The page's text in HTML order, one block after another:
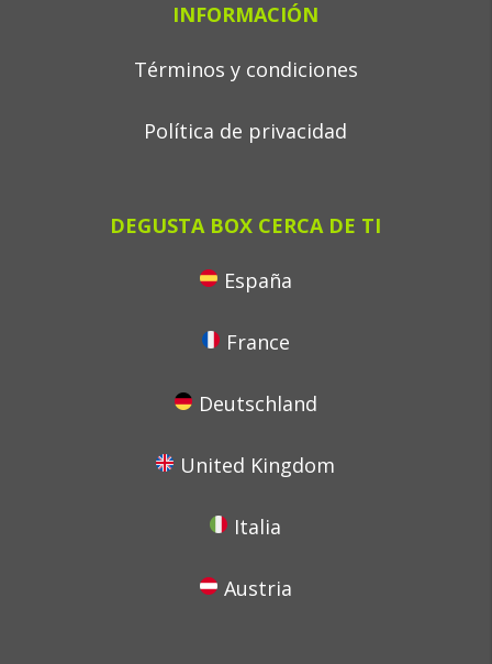
INFORMACIÓN
Términos y condiciones
Política de privacidad
DEGUSTA BOX CERCA DE TI
España
France
Deutschland
United Kingdom
Italia
Austria